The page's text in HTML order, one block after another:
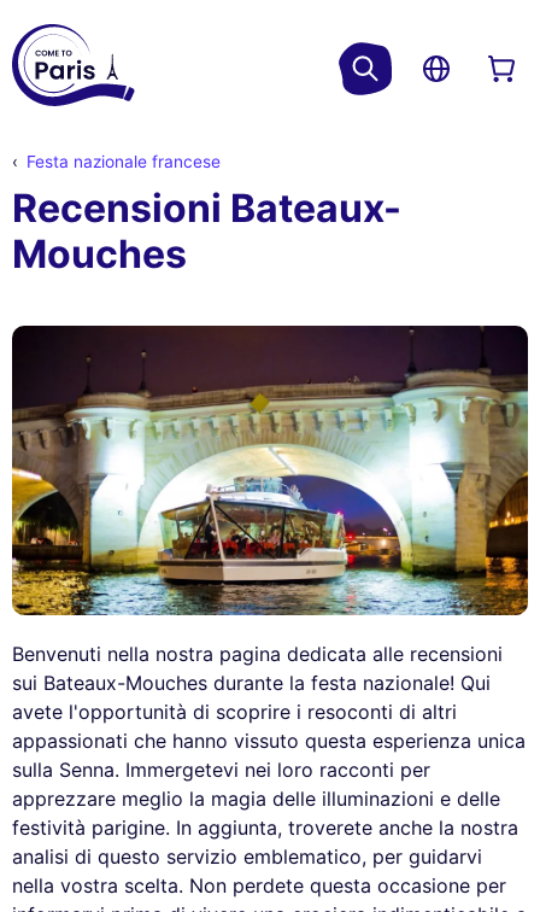
Festa nazionale francese
Recensioni Bateaux-
Mouches
Benvenuti nella nostra pagina dedicata alle recensioni
sui Bateaux-Mouches durante la festa nazionale! Qui
avete l'opportunità di scoprire i resoconti di altri
appassionati che hanno vissuto questa esperienza unica
sulla Senna. Immergetevi nei loro racconti per
apprezzare meglio la magia delle illuminazioni e delle
festività parigine. In aggiunta, troverete anche la nostra
analisi di questo servizio emblematico, per guidarvi
nella vostra scelta. Non perdete questa occasione per